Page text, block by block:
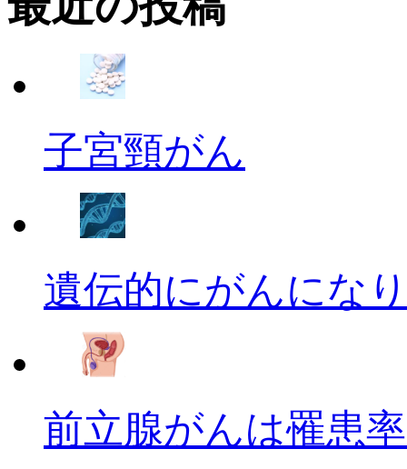
子宮頸がん
遺伝的にがんにな
前立腺がんは罹患